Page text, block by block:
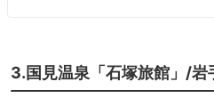
3.国見温泉「石塚旅館」/岩